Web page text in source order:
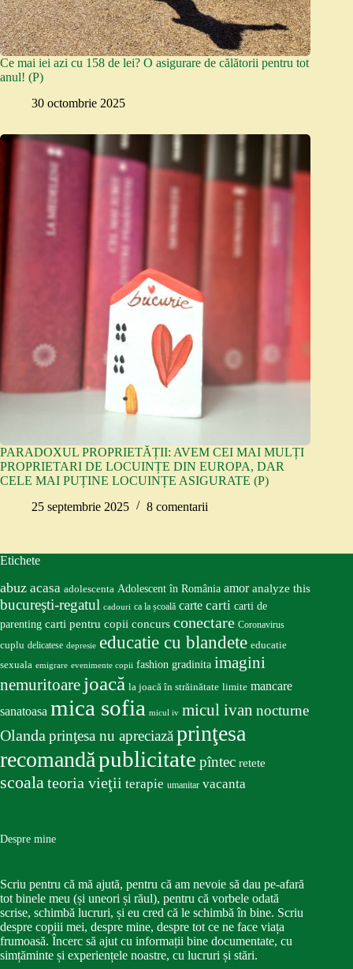
Ce mai iei azi cu 158 de lei? O asigurare de călătorii pentru tot
anul! (P)
30 octombrie 2025
PARADOXUL PROPRIETĂȚII: AVEM CEI MAI MULȚI
PROPRIETARI DE LOCUINȚE DIN EUROPA, DAR
CELE MAI PUȚINE LOCUINȚE ASIGURATE (P)
25 septembrie 2025
8 comentarii
Etichete
abuz acasa adolescenta Adolescent în România amor analyze this
bucureşti-regatul cadouri ca la școală carte carti carti de
parenting carti pentru copii concurs conectare Coronavirus
cuplu delicatese depresie educatie cu blandete educatie
sexuala emigrare evenimente copii fashion gradinita imagini
nemuritoare joacă la joacă în străinătate limite mancare
sanatoasa mica sofia micul iv micul ivan nocturne
Olanda prinţesa nu apreciază prinţesa
recomandăpublicitate pîntec retete
scoala teoria vieţii terapie umanitar vacanta
Despre mine
Scriu pentru că mă ajută, pentru că am nevoie să dau pe-afară
tot binele meu (și uneori și răul), pentru că vorbele odată
scrise, schimbă lucruri, și eu cred că le schimbă în bine. Scriu
despre copiii mei, despre mine, despre tot ce ne face viața
frumoasă. Încerc să ajut cu informații bine documentate, cu
simțăminte și experiențele noastre, cu lucruri și stări.